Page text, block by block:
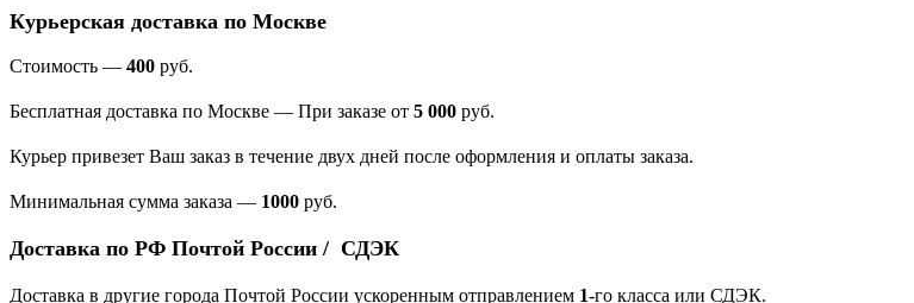
Курьерская доставка по Москве
Стоимость — 400 руб.
Бесплатная доставка по Москве — При заказе от 5 000 руб.
Курьер привезет Ваш заказ в течение двух дней после оформления и оплаты заказа.
Минимальная сумма заказа — 1000 руб.
Доставка по РФ Почтой России / СДЭК
Доставка в другие города Почтой России ускоренным отправлением 1-го класса или СДЭК.